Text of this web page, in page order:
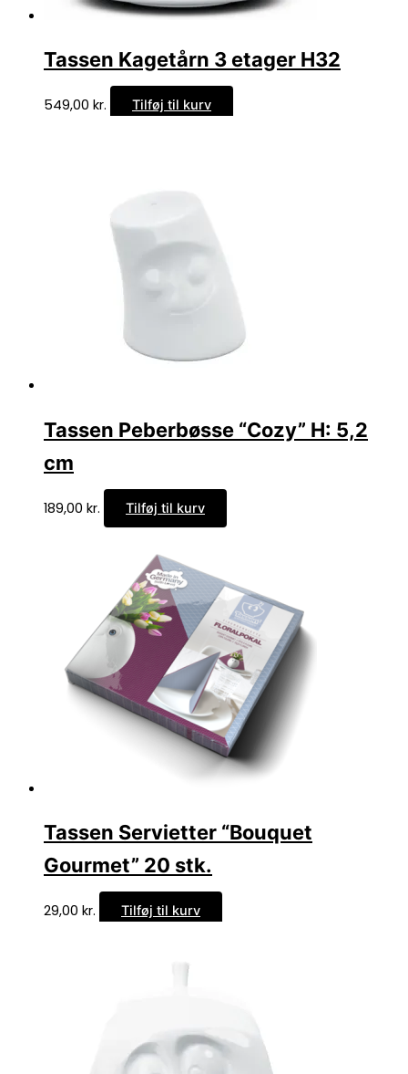
Tassen Kagetårn 3 etager H32
549,00 kr. Tilføj til kurv
Tassen Peberbøsse “Cozy” H: 5,2
cm
189,00 kr. Tilføj til kurv
Tassen Servietter “Bouquet
Gourmet” 20 stk.
29,00 kr. Tilføj til kurv